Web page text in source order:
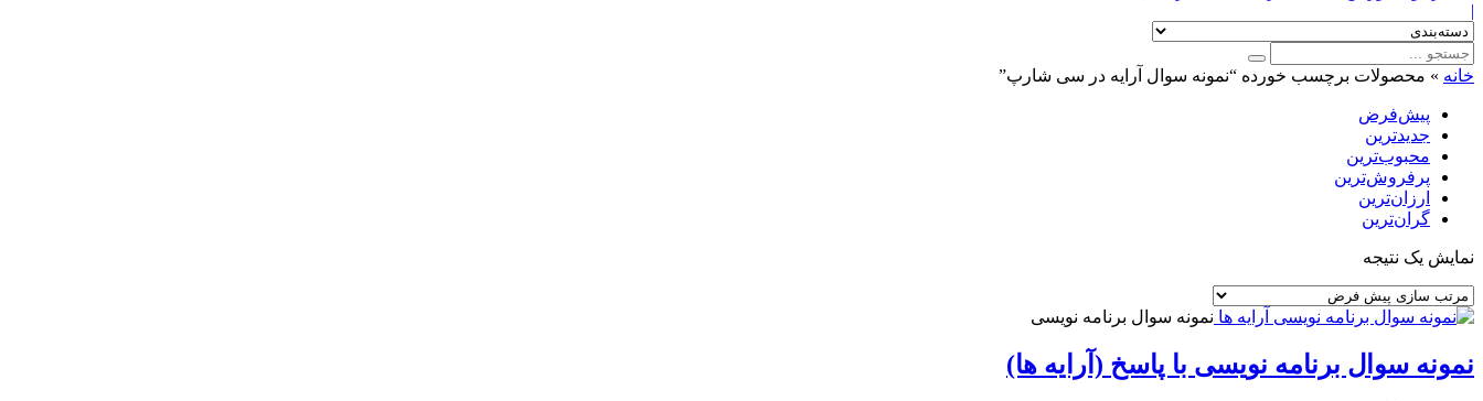
|
خانه » محصولات برچسب خورده “نمونه سوال آرایه در سی شارپ”
پیش‌فرض
جدیدترین
محبوب‌ترین
پرفروش‌ترین
ارزان‌ترین
گران‌ترین
نمایش یک نتیجه
نمونه سوال برنامه نویسی
نمونه سوال برنامه نویسی با پاسخ (آرایه ها)